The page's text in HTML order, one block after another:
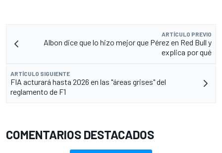
ARTÍCULO PREVIO
Albon dice que lo hizo mejor que Pérez en Red Bull y
explica por qué
ARTÍCULO SIGUIENTE
FIA acturará hasta 2026 en las "áreas grises" del
reglamento de F1
COMENTARIOS DESTACADOS